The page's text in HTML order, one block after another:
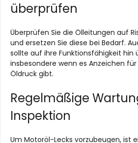
überprüfen
Überprüfen Sie die Ölleitungen auf
und ersetzen Sie diese bei Bedarf.
sollte auf ihre Funktionsfähigkeit hin
insbesondere wenn es Anzeichen
Öldruck gibt.
Regelmäßige
Inspektion
Um Motoröl-Lecks vorzubeugen, ist